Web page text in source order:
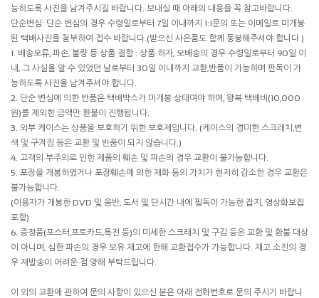
능하도록 사진을 남겨주시길 바랍니다. 보내실 때 아래의 내용을 꼭 참고바랍니다.
단순변심: 단순 변심의 경우 수령일로부터 7일 이내까지 1:1문의 또는 이메일로 미개봉
된 택배사진을 첨부하여 접수 바랍니다.(받으신 사은품도 함께 동봉해주셔야 합니다.)
1. 배송오류, 파손, 불량 등 상품 결함 : 상품 하자, 오배송의 경우 수령일로부터 90일 이
내, 그 사실을 알 수 있었던 날로부터 30일 이내까지 교환,반품이 가능하며 판독이 가
능하도록 사진을 남겨주셔야 합니다.
2. 단순 변심에 의한 반품은 택배박스가 미개봉 상태여야 하며, 왕복 택배비(10,000
원)를 제외한 금액만 환불이 진행됩니다.
3. 외부 케이스는 상품을 보호하기 위한 보호제입니다. (케이스의 경미한 스크래치,변
색 및 구겨짐 등은 교환 및 반품이 되지 않습니다.)
4. 고객의 부주의로 인한 제품의 훼손 및 파손의 경우 교환이 불가능합니다.
5. 포장을 개봉하였거나 포장훼손에 의한 재화 등의 가치가 현저히 감소한 경우 교환은
불가능합니다.
(이용자가 개봉한 DVD 및 음반, 도서 및 단시간 내에 필독이 가능한 잡지, 영상화보집
포함)
6. 증정품(포스터,포토카드,특전 등)의 미세한 스크래치 및 구김 등은 교환 및 환불 대상
이 아니며, 심한 파손의 경우 보유 재고에 한해 교환접수가 가능합니다. 재고 소진의 경
우 재발송이 어려운 점 양해 부탁드립니다.
이 외의 교환에 관하여 문의 사항이 있으신 분은 아래 전화번호로 문의 주시기 바랍니